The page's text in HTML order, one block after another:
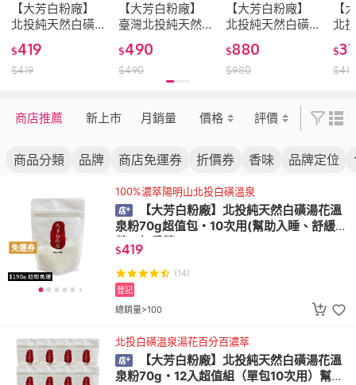
【大芳白粉廠】
北投純天然白磺
溫泉泡澡粉70g超
值包·10次泡澡用
量(幫助入睡、舒
$419
$419
【大芳白粉廠】
臺灣北投純天然
白磺溫泉粉入浴
劑單次用10入(幫
助入睡/舒緩疲憊/
$490
$490
【大芳白粉廠】
北投純天然白磺
溫泉粉入浴劑
7g・20入(單次
用-幫助入睡、舒
$880
$980
【
北
溫
3次
$
$417
商店推薦 新上市 月銷量 價格 評價
商品分類 品牌 商店免運券 折價券 香味 品牌定位
免運券
100%濃萃陽明山北投白磺溫泉
【大芳白粉廠】北投純天然白磺湯花溫
泉粉70g超值包・10次用(幫助入睡、舒緩疲
勞、無香精、)
$419
(14)
總銷量>100
登記
北投白磺溫泉湯花百分百濃萃
【大芳白粉廠】北投純天然白磺湯花溫
泉粉70g・12入超值組（單包10次用）幫助